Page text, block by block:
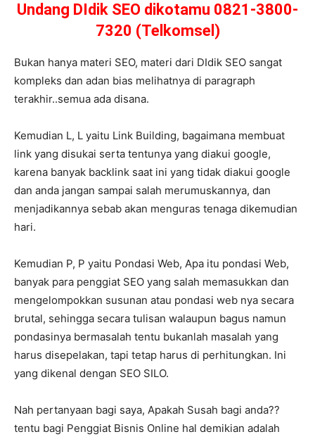
Undang DIdik SEO dikotamu 0821-3800-
7320 (Telkomsel)
Bukan hanya materi SEO, materi dari DIdik SEO sangat
kompleks dan adan bias melihatnya di paragraph
terakhir..semua ada disana.
Kemudian L, L yaitu Link Building, bagaimana membuat
link yang disukai serta tentunya yang diakui google,
karena banyak backlink saat ini yang tidak diakui google
dan anda jangan sampai salah merumuskannya, dan
menjadikannya sebab akan menguras tenaga dikemudian
hari.
Kemudian P, P yaitu Pondasi Web, Apa itu pondasi Web,
banyak para penggiat SEO yang salah memasukkan dan
mengelompokkan susunan atau pondasi web nya secara
brutal, sehingga secara tulisan walaupun bagus namun
pondasinya bermasalah tentu bukanlah masalah yang
harus disepelakan, tapi tetap harus di perhitungkan. Ini
yang dikenal dengan SEO SILO.
Nah pertanyaan bagi saya, Apakah Susah bagi anda??
tentu bagi Penggiat Bisnis Online hal demikian adalah